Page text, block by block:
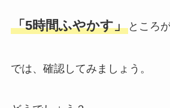
「5時間ふやかす」ところ
では、確認してみましょう。